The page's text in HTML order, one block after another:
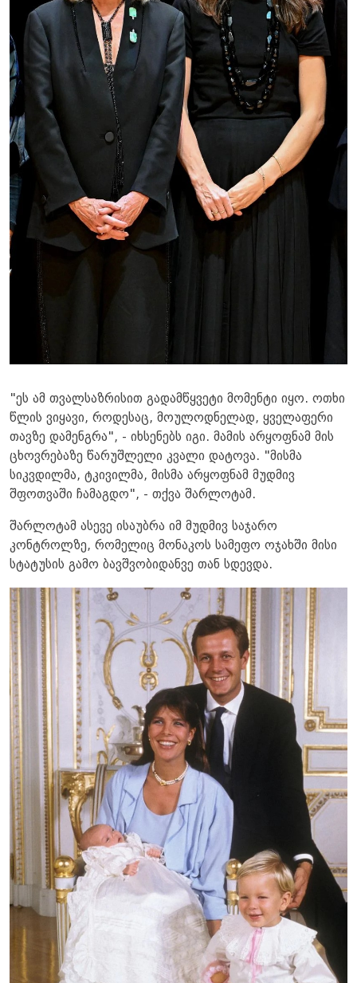
"ეს ამ თვალსაზრისით გადამწყვეტი მომენტი იყო. ოთხი
წლის ვიყავი, როდესაც, მოულოდნელად, ყველაფერი
თავზე დამენგრა", - იხსენებს იგი. მამის არყოფნამ მის
ცხოვრებაზე წარუშლელი კვალი დატოვა. "მისმა
სიკვდილმა, ტკივილმა, მისმა არყოფნამ მუდმივ
შფოთვაში ჩამაგდო", - თქვა შარლოტამ.
შარლოტამ ასევე ისაუბრა იმ მუდმივ საჯარო
კონტროლზე, რომელიც მონაკოს სამეფო ოჯახში მისი
სტატუსის გამო ბავშვობიდანვე თან სდევდა.